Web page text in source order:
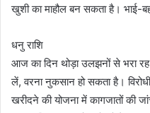
खुशी का माहौल बन सकता है। भाई-
धनु राशि
आज का दिन थोड़ा उलझनों से भरा
लें, वरना नुकसान हो सकता है।
खरीदने की योजना में कागजातों की